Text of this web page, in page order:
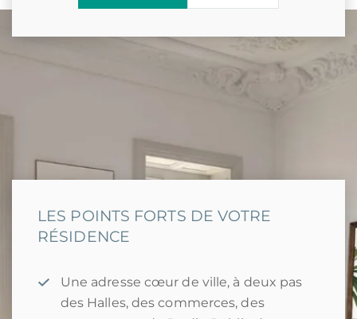
LES POINTS FORTS DE VOTRE
RÉSIDENCE
Une adresse cœur de ville, à deux pas
des Halles, des commerces, des